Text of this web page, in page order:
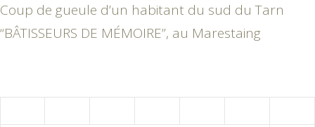
Coup de gueule d’un habitant du sud du Tarn
“BÂTISSEURS DE MÉMOIRE”, au Marestaing